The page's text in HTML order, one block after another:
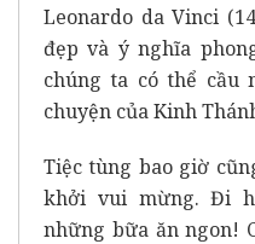
Leonardo da Vinci
đẹp và ý nghĩa
chúng ta có thể cầu
chuyện của Kinh
Tiệc tùng bao giờ
khởi vui mừng. Đi
những bữa ăn ngon!